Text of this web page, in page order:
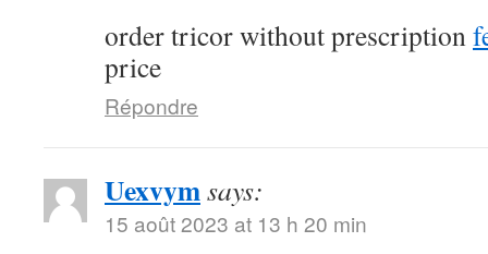
order tricor without prescription
price
Répondre
Uexvymsays:
15 août 2023 at 13 h 20 min